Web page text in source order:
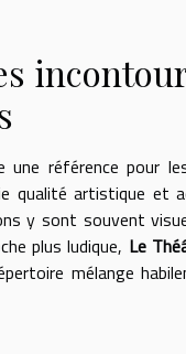
une référence pour
qualité artistique et
y sont souvent
plus ludique, Le
mélange